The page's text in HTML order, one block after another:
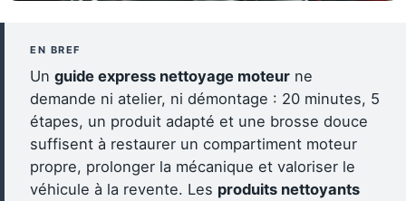
EN BREF
Un guide express nettoyage moteur ne
demande ni atelier, ni démontage : 20 minutes, 5
étapes, un produit adapté et une brosse douce
suffisent à restaurer un compartiment moteur
propre, prolonger la mécanique et valoriser le
véhicule à la revente. Les produits nettoyants